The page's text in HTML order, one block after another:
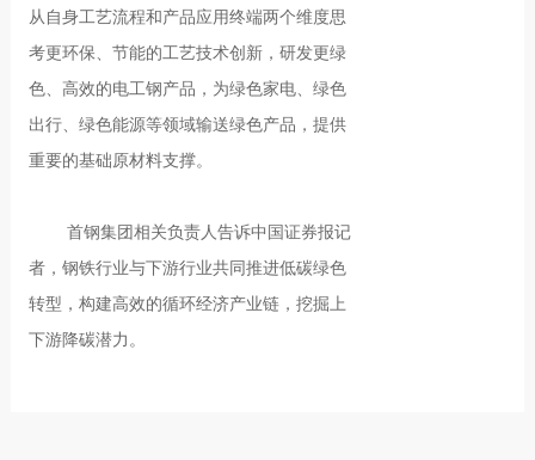
从自身工艺流程和产品应用终端两个维度思
考更环保、节能的工艺技术创新，研发更绿
色、高效的电工钢产品，为绿色家电、绿色
出行、绿色能源等领域输送绿色产品，提供
重要的基础原材料支撑。
首钢集团相关负责人告诉中国证券报记
者，钢铁行业与下游行业共同推进低碳绿色
转型，构建高效的循环经济产业链，挖掘上
下游降碳潜力。